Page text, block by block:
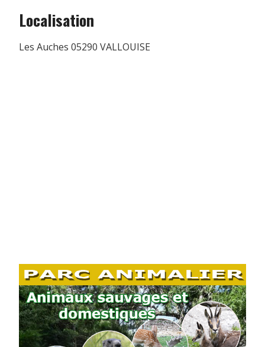
Localisation
Les Auches 05290 VALLOUISE